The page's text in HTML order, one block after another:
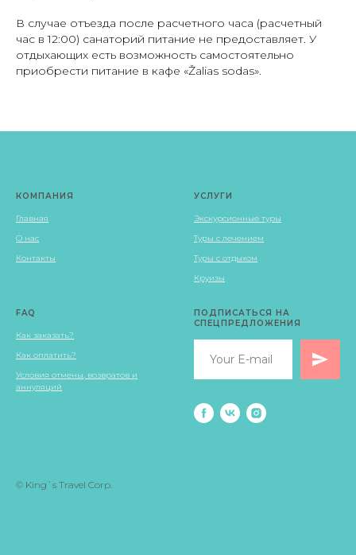
В случае отъезда после расчетного часа (расчетный
час в 12:00) санаторий питание не предоставляет. У
отдыхающих есть возможность самостоятельно
приобрести питание в кафе «Žalias sodas».
КОМПАНИЯ
Главная
О нас
Контакты
УСЛУГИ
Экскурсионные туры
Туры с лечением
Туры с отдыхом
Круизы
FAQ
Как заказать?
Как оплатить?
Условия отмены, возвратов и
аннуляций
ПОДПИСАТЬСЯ НА
СПЕЦПРЕДЛОЖЕНИЯ
© King`s Travel Corp.